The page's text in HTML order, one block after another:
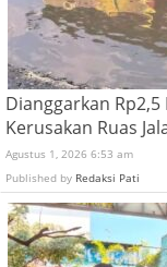
Dianggarkan Rp2,5
Kerusakan Ruas
Agustus 1, 2026 6:53 am
Published by Redaksi Pati